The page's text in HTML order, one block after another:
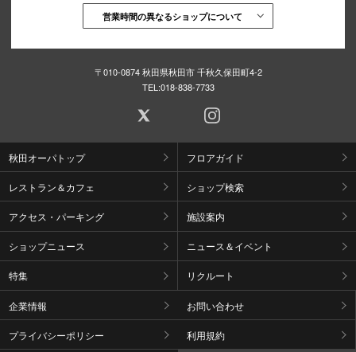
営業時間の異なるショップについて
〒010-0874 秋田県秋田市 千秋久保田町4-2
TEL:018-838-7733
秋田オーパトップ フロアガイド
レストラン＆カフェ ショップ検索
アクセス・パーキング 施設案内
ショップニュース ニュース＆イベント
特集 リクルート
企業情報 お問い合わせ
プライバシーポリシー 利用規約